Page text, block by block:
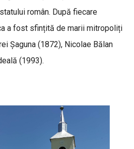
român. După fiecare
a fost sfințită de marii mitropoliți
Șaguna (1872), Nicolae Bălan
(1993).